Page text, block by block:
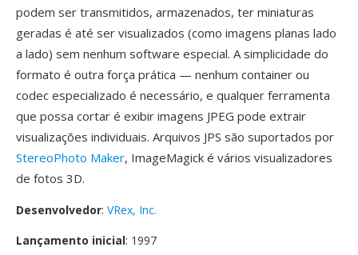
podem ser transmitidos, armazenados, ter miniaturas
geradas é até ser visualizados (como imagens planas lado
a lado) sem nenhum software especial. A simplicidade do
formato é outra força prática — nenhum container ou
codec especializado é necessário, e qualquer ferramenta
que possa cortar é exibir imagens JPEG pode extrair
visualizações individuais. Arquivos JPS são suportados por
StereoPhoto Maker, ImageMagick é vários visualizadores
de fotos 3D.
Desenvolvedor: VRex, Inc.
Lançamento inicial: 1997